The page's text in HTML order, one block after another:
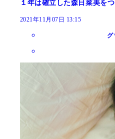
１年は確立した森日菜美を
2021年11月07日 13:15
グ